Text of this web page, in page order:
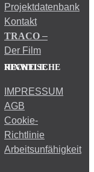
Projektdatenbank
Kontakt
TRACO –
Der Film
RECHTLICHE HINWEISE
IMPRESSUM
AGB
Cookie-
Richtlinie
Arbeitsunfähigkeit